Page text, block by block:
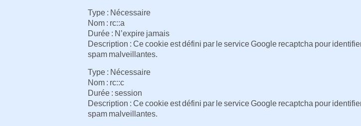
Type : Nécessaire
Nom : rc::a
Durée : N’expire jamais
Description : Ce cookie est défini par le service Google recaptcha pour
spam malveillantes.
Type : Nécessaire
Nom : rc::c
Durée : session
Description : Ce cookie est défini par le service Google recaptcha pour
spam malveillantes.